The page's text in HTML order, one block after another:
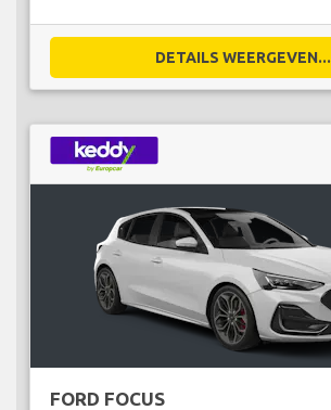
DETAILS WEERGEVEN...
FORD FOCUS